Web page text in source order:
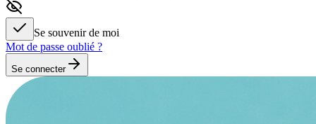
Se souvenir de moi
Mot de passe oublié ?
Se connecter